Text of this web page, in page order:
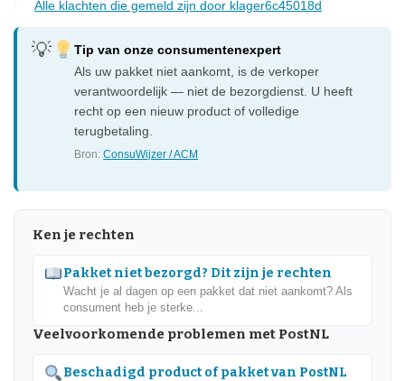
Alle klachten die gemeld zijn door klager6c45018d
Tip van onze consumentenexpert
Als uw pakket niet aankomt, is de verkoper
verantwoordelijk — niet de bezorgdienst. U heeft
recht op een nieuw product of volledige
terugbetaling.
Bron:ConsuWijzer / ACM
Ken je rechten
Pakket niet bezorgd? Dit zijn je rechten
Wacht je al dagen op een pakket dat niet aankomt? Als
consument heb je sterke...
Veelvoorkomende problemen met PostNL
Beschadigd product of pakket van PostNL